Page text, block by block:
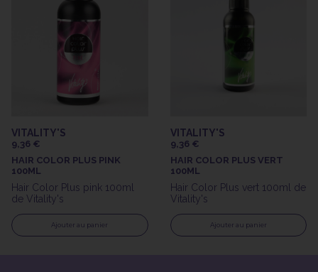
VITALITY'S
9,36 €
HAIR COLOR PLUS PINK
100ML
Hair Color Plus pink 100ml
de Vitality's
Ajouter au panier
VITALITY'S
9,36 €
HAIR COLOR PLUS VERT
100ML
Hair Color Plus vert 100ml de
Vitality's
Ajouter au panier